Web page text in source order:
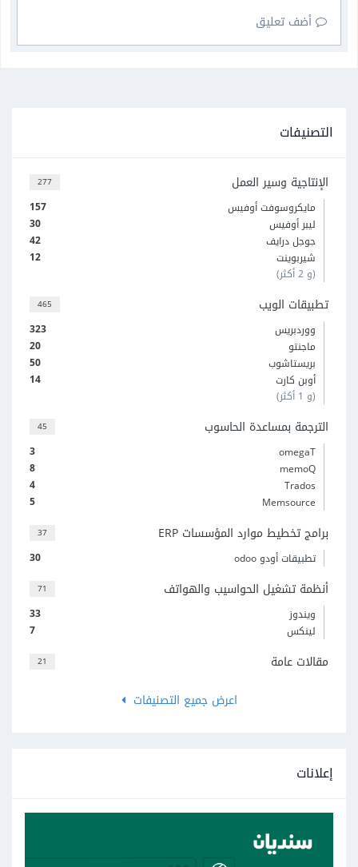
أضف تعليق
التصنيفات
277 الإنتاجية وسير العمل
157
مايكروسوفت أوفيس
30
ليبر أوفيس
42
جوجل درايف
12
شيربوينت
(و 2 أكثر)
465 تطبيقات الويب
323
ووردبريس
20
ماجنتو
50
بريستاشوب
14
أوبن كارت
(و 1 أكثر)
45 الترجمة بمساعدة الحاسوب
3
omegaT
8
memoQ
4
Trados
5
Memsource
37 برامج تخطيط موارد المؤسسات ERP
30 تطبيقات أودو odoo
71 أنظمة تشغيل الحواسيب والهواتف
33
ويندوز
7
لينكس
21
مقالات عامة
اعرض جميع التصنيفات
إعلانات